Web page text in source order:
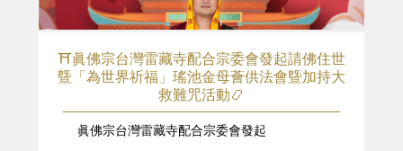
⛩️眞佛宗台灣雷藏寺配合宗委會發起請佛住世
曁「為世界祈福」瑤池金母薈供法會曁加持大
救難咒活動📿
眞佛宗台灣雷藏寺配合宗委會發起